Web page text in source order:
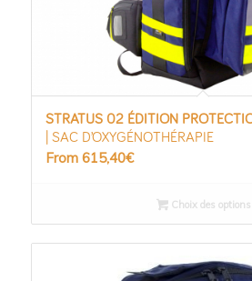
STRATUS 02 ÉDITION
| SAC D’OXYGÉNOTHÉRAPIE
From 615,40€
Choix des options